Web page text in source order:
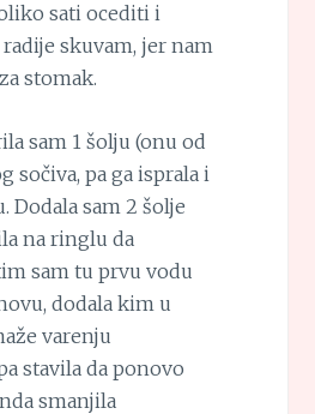
sati ocediti i
radije skuvam, jer nam
stomak.
sam 1 šolju (onu od
sočiva, pa ga isprala i
Dodala sam 2 šolje
na ringlu da
sam tu prvu vodu
dodala kim u
varenju
stavila da ponovo
smanjila